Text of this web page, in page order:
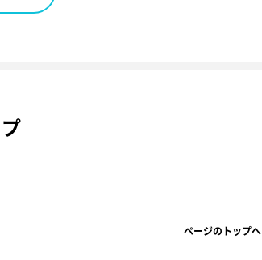
ページのトップへ